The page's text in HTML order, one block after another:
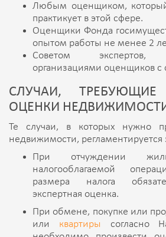
Любым оценщиком,
практикует в этой сфере.
Оценщики Фонда
опытом работы не менее 2
Советом экспертов,
организациями оценщиков с
СЛУЧАИ, ТРЕБУЮЩИЕ
ОЦЕНКИ
Те случаи, в которых нужно
недвижимости, регламентируется
При отчуждении
налогооблагаемой
размера налога
экспертная оценка.
При обмене, покупке или
или квартиры согласно